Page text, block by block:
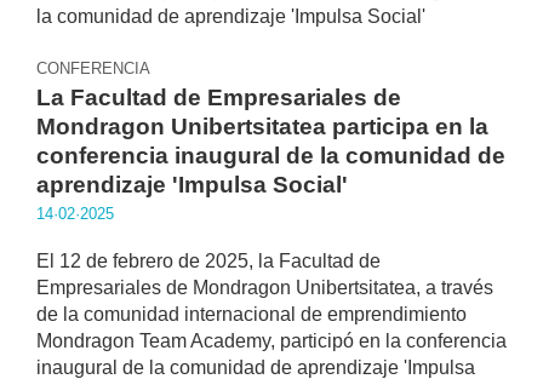
CONFERENCIA
La Facultad de Empresariales de
Mondragon Unibertsitatea participa en la
conferencia inaugural de la comunidad de
aprendizaje 'Impulsa Social'
14·02·2025
El 12 de febrero de 2025, la Facultad de
Empresariales de Mondragon Unibertsitatea, a través
de la comunidad internacional de emprendimiento
Mondragon Team Academy, participó en la conferencia
inaugural de la comunidad de aprendizaje 'Impulsa